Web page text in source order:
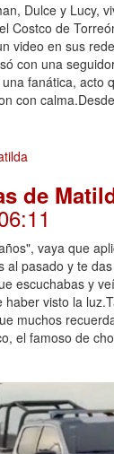
Dulce y Lucy,
Costco de
video en sus
con una
fanática, acto
con
de
vaya que
al pasado y te
escuchabas y
visto la
muchos
el famoso de